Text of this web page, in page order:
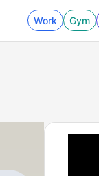
Work Gym